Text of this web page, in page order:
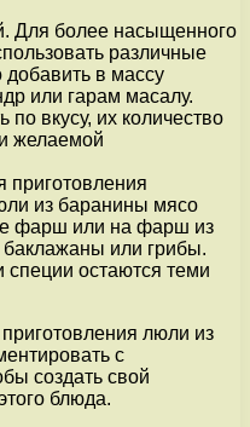
Для более насыщенного
различные
в массу
или гарам масалу.
вкусу, их количество
желаемой
приготовления
из баранины мясо
фарш или на фарш из
баклажаны или грибы.
остаются теми
люли из
с
создать свой
блюда.